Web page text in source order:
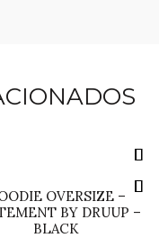
OVERSIZE –
BY DRUUP –
BLACK